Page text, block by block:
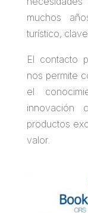
muchos
turístico,
El contacto
nos permite
el
productos
valor.